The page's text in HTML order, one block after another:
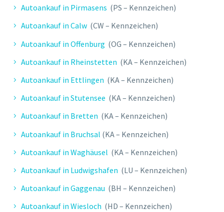
Autoankauf in Pirmasens (PS – Kennzeichen)
Autoankauf in Calw (CW – Kennzeichen)
Autoankauf in Offenburg (OG – Kennzeichen)
Autoankauf in Rheinstetten (KA – Kennzeichen)
Autoankauf in Ettlingen (KA – Kennzeichen)
Autoankauf in Stutensee (KA – Kennzeichen)
Autoankauf in Bretten (KA – Kennzeichen)
Autoankauf in Bruchsal (KA – Kennzeichen)
Autoankauf in Waghäusel (KA – Kennzeichen)
Autoankauf in Ludwigshafen (LU – Kennzeichen)
Autoankauf in Gaggenau (BH – Kennzeichen)
Autoankauf in Wiesloch (HD – Kennzeichen)